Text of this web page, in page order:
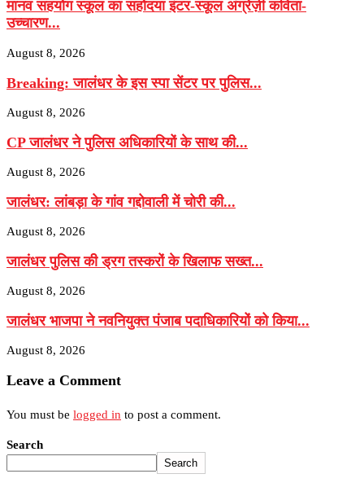
मानव सहयोग स्कूल का सहोदया इंटर-स्कूल अंग्रेज़ी कविता-
उच्चारण...
August 8, 2026
Breaking: जालंधर के इस स्पा सेंटर पर पुलिस...
August 8, 2026
CP जालंधर ने पुलिस अधिकारियों के साथ की...
August 8, 2026
जालंधर: लांबड़ा के गांव गद्दोवाली में चोरी की...
August 8, 2026
जालंधर पुलिस की ड्रग तस्करों के खिलाफ सख्त...
August 8, 2026
जालंधर भाजपा ने नवनियुक्त पंजाब पदाधिकारियों को किया...
August 8, 2026
Leave a Comment
You must be logged in to post a comment.
Search
Search